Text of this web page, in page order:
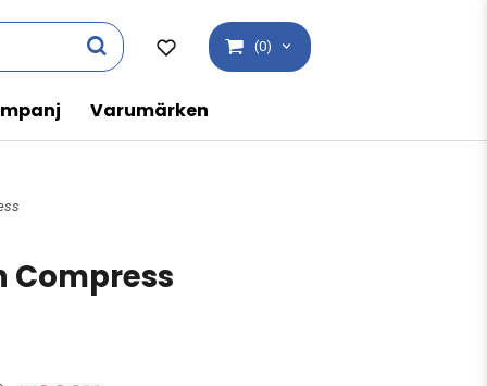
(0)
Varumärken